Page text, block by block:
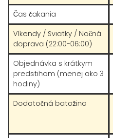
Čas čakania
Víkendy / Sviatky / Nočná
doprava (22:00-06:00)
Objednávka s krátkym
predstihom (menej ako 3
hodiny)
Dodatočná batožina